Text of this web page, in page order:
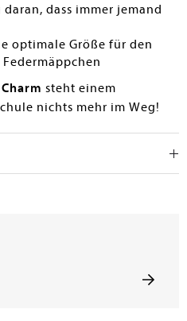
dass immer jemand
optimale Größe für den
steht einem
nichts mehr im Weg!